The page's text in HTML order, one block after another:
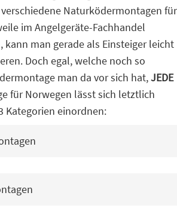
Naturködermontagen für
im Angelgeräte-Fachhandel
kann man gerade als Einsteiger leicht
Doch egal, welche noch so
man da vor sich hat,JEDE
für Norwegen lässt sich letztlich
Kategorien einordnen: